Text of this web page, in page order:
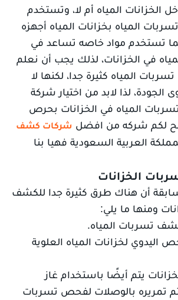
الخزانات المياه أم لا، وتستخدم
المياه بخزانات المياه أجهزه
تستخدم مواد خاصه تساعد في
في الخزانات، لذلك يجب أن نعلم
المياه كثيرة جدا، لكنها لا
لذا لابد من اختيار شركة
المياه في الخزانات بحرص
لكم شركه من افضل شركات كشف
العربية السعودية فهيا بنا
الخزانات
أن هناك طرق كثيرة جدا للكشف
ومنها ما يلي:
تسربات المياه.
اليدوي لخزانات المياه العلوية
يتم أيضًا باستخدام غاز
يتم تمريره بالوصلات لفحص تسربات